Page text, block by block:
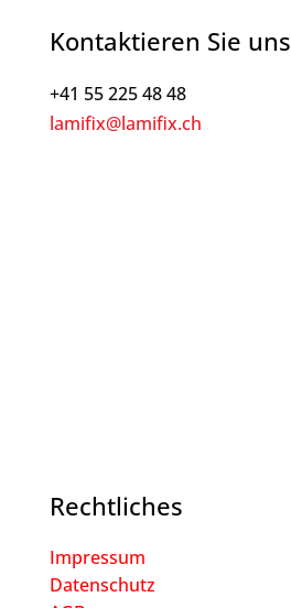
Kontaktieren Sie uns
+41 55 225 48 48
lamifix@lamifix.ch
Rechtliches
Impressum
Datenschutz